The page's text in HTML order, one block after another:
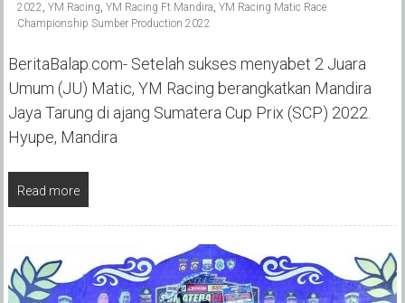
2022, YM Racing, YM Racing Ft Mandira, YM Racing Matic Race
Championship Sumber Production 2022
BeritaBalap.com- Setelah sukses menyabet 2 Juara
Umum (JU) Matic, YM Racing berangkatkan Mandira
Jaya Tarung di ajang Sumatera Cup Prix (SCP) 2022.
Hyupe, Mandira
Read more